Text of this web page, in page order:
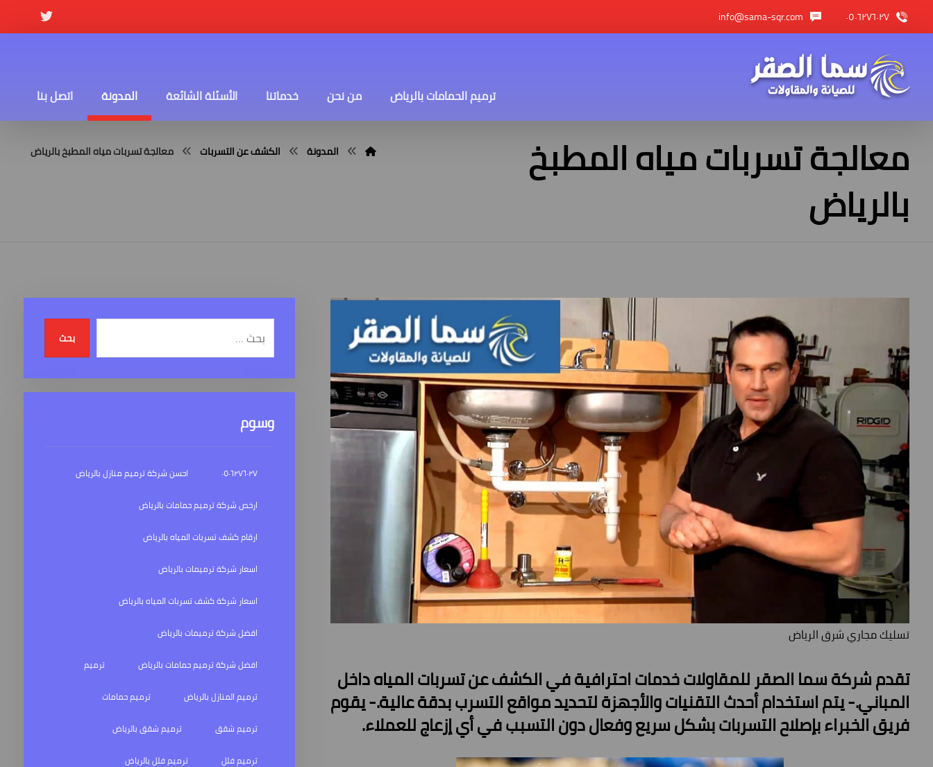
٠٥٠٦٢٧٦٠٢٧ info@sama-sqr.com
ترميم الحمامات بالرياض من نحن خدماتنا الأسئلة الشائعة المدونة اتصل بنا
معالجة تسربات مياه المطبخ
بالرياض
المدونة الكشف عن التسربات معالجة تسربات مياه المطبخ بالرياض
تسليك مجاري شرق الرياض
تقدم شركة سما الصقر للمقاولات خدمات احترافية في الكشف عن تسربات المياه داخل
المباني.- يتم استخدام أحدث التقنيات والأجهزة لتحديد مواقع التسرب بدقة عالية.- يقوم
فريق الخبراء بإصلاح التسربات بشكل سريع وفعال دون التسبب في أي إزعاج للعملاء.
بحث
وسوم
٠٥٠٦٢٧٦٠٢٧
احسن شركة ترميم منازل بالرياض
ارخص شركة ترميم حمامات بالرياض
ارقام كشف تسربات المياه بالرياض
اسعار شركة ترميمات بالرياض
اسعار شركة كشف تسربات المياه بالرياض
افضل شركة ترميمات بالرياض
افضل شركة ترميم حمامات بالرياض
ترميم
ترميم المنازل بالرياض
ترميم حمامات
ترميم شقق
ترميم شقق بالرياض
ترميم فلل
ترميم فلل بالرياض